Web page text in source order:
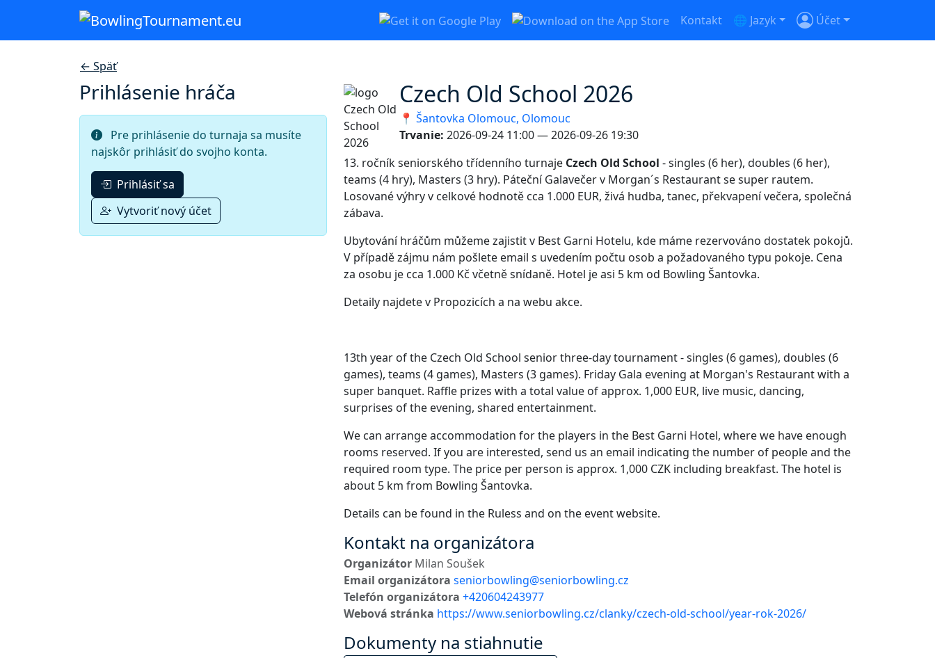
Kontakt 🌐 Jazyk Účet
← Späť
Prihlásenie hráča
Pre prihlásenie do turnaja sa musíte
najskôr prihlásiť do svojho konta.
Prihlásiť sa
Vytvoriť nový účet
Czech Old School 2026
📍 Šantovka Olomouc, Olomouc
Trvanie: 2026-09-24 11:00 — 2026-09-26 19:30
13. ročník seniorského třídenního turnaje Czech Old School - singles (6 her), doubles (6 her),
teams (4 hry), Masters (3 hry). Páteční Galavečer v Morgan´s Restaurant se super rautem.
Losované výhry v celkové hodnotě cca 1.000 EUR, živá hudba, tanec, překvapení večera, společná
zábava.
Ubytování hráčům můžeme zajistit v Best Garni Hotelu, kde máme rezervováno dostatek pokojů.
V případě zájmu nám pošlete email s uvedením počtu osob a požadovaného typu pokoje. Cena
za osobu je cca 1.000 Kč včetně snídaně. Hotel je asi 5 km od Bowling Šantovka.
Detaily najdete v Propozicích a na webu akce.
13th year of the Czech Old School senior three-day tournament - singles (6 games), doubles (6
games), teams (4 games), Masters (3 games). Friday Gala evening at Morgan's Restaurant with a
super banquet. Raffle prizes with a total value of approx. 1,000 EUR, live music, dancing,
surprises of the evening, shared entertainment.
We can arrange accommodation for the players in the Best Garni Hotel, where we have enough
rooms reserved. If you are interested, send us an email indicating the number of people and the
required room type. The price per person is approx. 1,000 CZK including breakfast. The hotel is
about 5 km from Bowling Šantovka.
Details can be found in the Ruless and on the event website.
Kontakt na organizátora
Organizátor Milan Soušek
Email organizátora seniorbowling@seniorbowling.cz
Telefón organizátora +420604243977
Webová stránka https://www.seniorbowling.cz/clanky/czech-old-school/year-rok-2026/
Dokumenty na stiahnutie